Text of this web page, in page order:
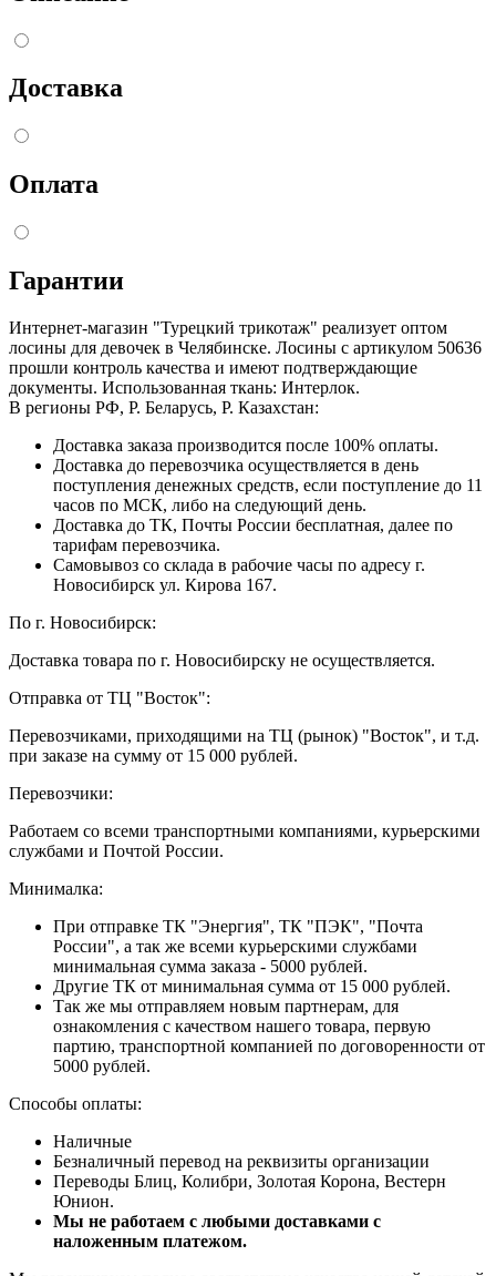
Доставка
Оплата
Гарантии
Интернет-магазин "Турецкий трикотаж" реализует оптом
лосины для девочек в Челябинске. Лосины с артикулом 50636
прошли контроль качества и имеют подтверждающие
документы. Использованная ткань: Интерлок.
В регионы РФ, Р. Беларусь, Р. Казахстан:
Доставка заказа производится после 100% оплаты.
Доставка до перевозчика осуществляется в день
поступления денежных средств, если поступление до 11
часов по МСК, либо на следующий день.
Доставка до ТК, Почты России бесплатная, далее по
тарифам перевозчика.
Самовывоз со склада в рабочие часы по адресу г.
Новосибирск ул. Кирова 167.
По г. Новосибирск:
Доставка товара по г. Новосибирску не осуществляется.
Отправка от ТЦ "Восток":
Перевозчиками, приходящими на ТЦ (рынок) "Восток", и т.д.
при заказе на сумму от 15 000 рублей.
Перевозчики:
Работаем со всеми транспортными компаниями, курьерскими
службами и Почтой России.
Минималка:
При отправке ТК "Энергия", ТК "ПЭК", "Почта
России", а так же всеми курьерскими службами
минимальная сумма заказа - 5000 рублей.
Другие ТК от минимальная сумма от 15 000 рублей.
Так же мы отправляем новым партнерам, для
ознакомления с качеством нашего товара, первую
партию, транспортной компанией по договоренности от
5000 рублей.
Способы оплаты:
Наличные
Безналичный перевод на реквизиты организации
Переводы Блиц, Колибри, Золотая Корона, Вестерн
Юнион.
Мы не работаем с любыми доставками с
наложенным платежом.